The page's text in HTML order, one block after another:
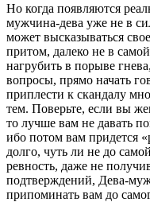
Но когда появляются
мужчина-дева уже не в
может высказываться
притом, далеко не в
нагрубить в порыве
вопросы, прямо начать
приплести к скандалу
тем. Поверьте, если вы
то лучше вам не давать
ибо потом вам придется
долго, чуть ли не до
ревность, даже не
подтверждений, Дева-
припоминать вам до